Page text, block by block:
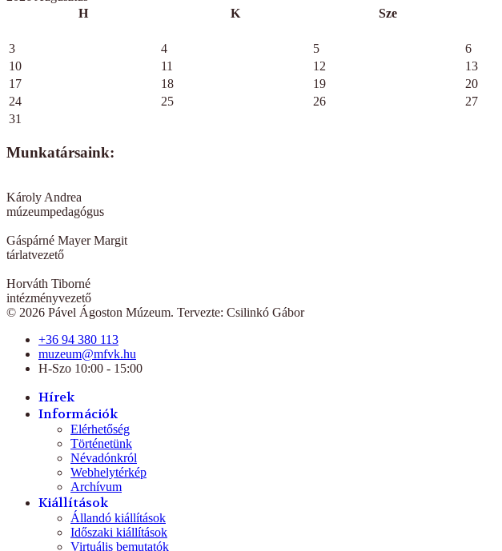
H
K Sze
3
4 5 6
10
11 12 13
17
18 19 20
24
25 26 27
31
Munkatársaink:
Károly Andrea
múzeumpedagógus
Gáspárné Mayer Margit
tárlatvezető
Horváth Tiborné
intézményvezető
© 2026 Pável Ágoston Múzeum. Tervezte: Csilinkó Gábor
+36 94 380 113
muzeum@mfvk.hu
H-Szo 10:00 - 15:00
Hírek
Információk
Elérhetőség
Történetünk
Névadónkról
Webhelytérkép
Archívum
Kiállítások
Állandó kiállítások
Időszaki kiállítások
Virtuális bemutatók